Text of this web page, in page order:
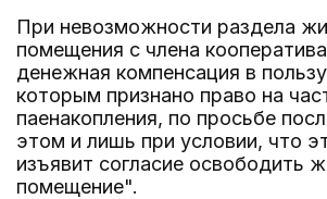
При невозможности раздела
помещения с члена
денежная компенсация в
которым признано право на
паенакопления, по просьбе
этом и лишь при условии, что
изъявит согласие освободить
помещение".